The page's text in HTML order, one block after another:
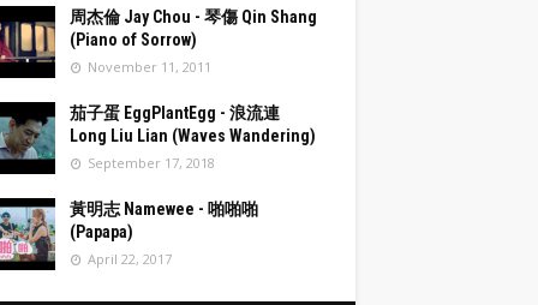
周杰倫 Jay Chou - 琴傷 Qin Shang
(Piano of Sorrow)
November 11, 2011
茄子蛋 EggPlantEgg - 浪流連
Long Liu Lian (Waves Wandering)
September 17, 2018
黃明志 Namewee - 啪啪啪
(Papapa)
April 22, 2017